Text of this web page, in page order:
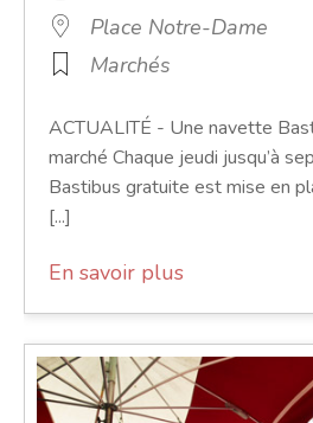
Place Notre-Dame
Marchés
ACTUALITÉ - Une navette
marché Chaque jeudi jusqu’à
Bastibus gratuite est mise en
[...]
En savoir plus